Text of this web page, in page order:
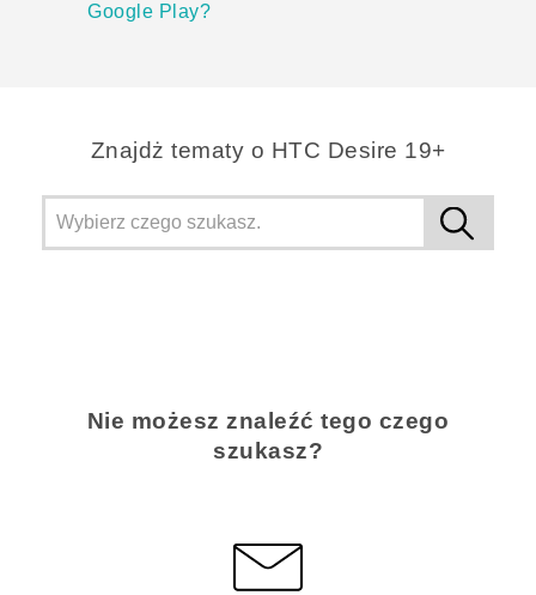
Google Play?
Znajdż tematy o ‎HTC Desire 19+‎
Nie możesz znaleźć tego czego
szukasz?